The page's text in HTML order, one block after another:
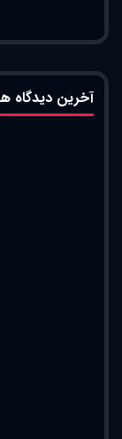
آخرین دیدگاه